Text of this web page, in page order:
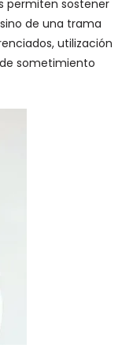
permiten sostener
de una trama
utilización
sometimiento